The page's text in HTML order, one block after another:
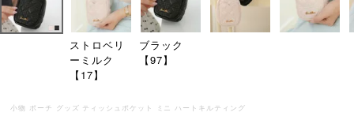
ストロベリ
ーミルク
【17】
ブラック
【97】
小物 ポーチ グッズ ティッシュポケット ミニ ハートキルティング